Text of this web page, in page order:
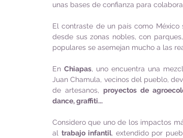
unas bases de confianza para
El contraste de un país como
desde sus zonas nobles, con
populares se asemejan mucho a las
En Chiapas, uno encuentra una
Juan Chamula, vecinos del pueblo,
de artesanos, proyectos de
dance, graffiti...
Considero que uno de los impactos
al trabajo infantil, extendido por